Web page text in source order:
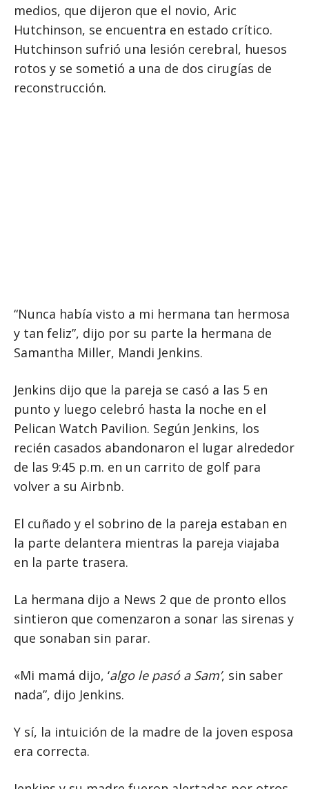
medios, que dijeron que el novio, Aric
Hutchinson, se encuentra en estado crítico.
Hutchinson sufrió una lesión cerebral, huesos
rotos y se sometió a una de dos cirugías de
reconstrucción.
“Nunca había visto a mi hermana tan hermosa
y tan feliz”, dijo por su parte la hermana de
Samantha Miller, Mandi Jenkins.
Jenkins dijo que la pareja se casó a las 5 en
punto y luego celebró hasta la noche en el
Pelican Watch Pavilion. Según Jenkins, los
recién casados ​​abandonaron el lugar alrededor
de las 9:45 p.m. en un carrito de golf para
volver a su Airbnb.
El cuñado y el sobrino de la pareja estaban en
la parte delantera mientras la pareja viajaba
en la parte trasera.
La hermana dijo a News 2 que de pronto ellos
sintieron que comenzaron a sonar las sirenas y
que sonaban sin parar.
«Mi mamá dijo, ‘algo le pasó a Sam’, sin saber
nada”, dijo Jenkins.
Y sí, la intuición de la madre de la joven esposa
era correcta.